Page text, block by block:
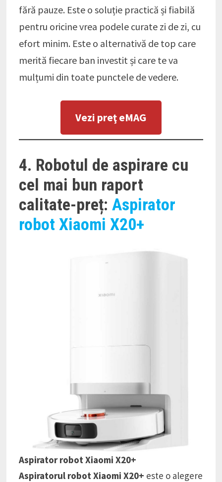
fără pauze. Este o soluție practică și fiabilă
pentru oricine vrea podele curate zi de zi, cu
efort minim. Este o alternativă de top care
merită fiecare ban investit și care te va
mulțumi din toate punctele de vedere.
Vezi preţ eMAG
4. Robotul de aspirare cu
cel mai bun raport
calitate-preț:Aspirator
robot Xiaomi X20+
Aspirator robot Xiaomi X20+
Aspiratorul robot Xiaomi X20+ este o alegere